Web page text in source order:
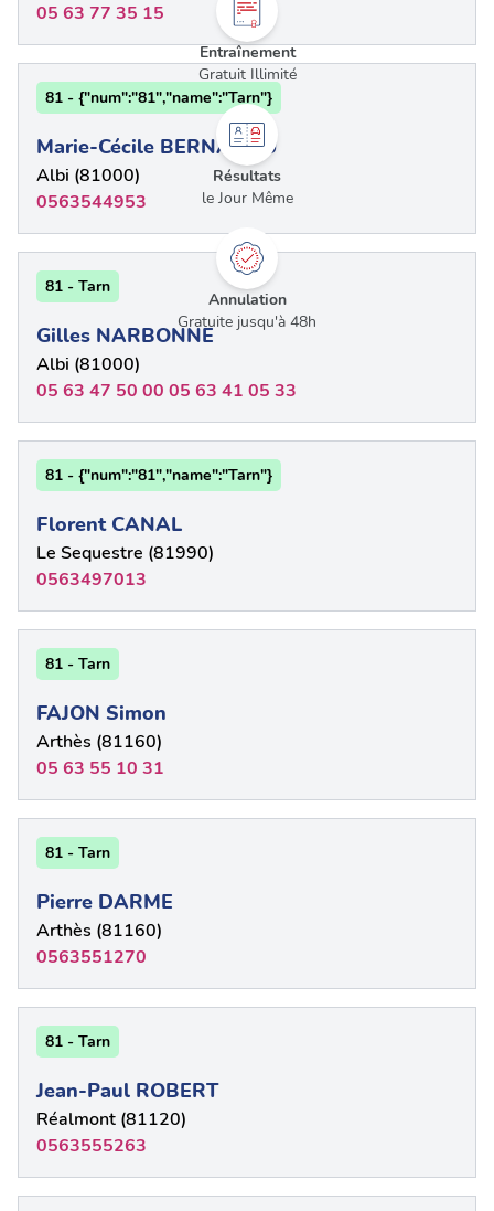
Entraînement
Gratuit Illimité
Résultats
le Jour Même
Annulation
Gratuite jusqu'à 48h
05 63 77 35 15
81 - {"num":"81","name":"Tarn"}
Marie-Cécile BERNADOU
Albi (81000)
0563544953
81 - Tarn
Gilles NARBONNE
Albi (81000)
05 63 47 50 00 05 63 41 05 33
81 - {"num":"81","name":"Tarn"}
Florent CANAL
Le Sequestre (81990)
0563497013
81 - Tarn
FAJON Simon
Arthès (81160)
05 63 55 10 31
81 - Tarn
Pierre DARME
Arthès (81160)
0563551270
81 - Tarn
Jean-Paul ROBERT
Réalmont (81120)
0563555263